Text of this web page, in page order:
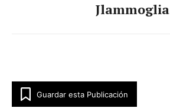
Jlammoglia
Guardar esta Publicación